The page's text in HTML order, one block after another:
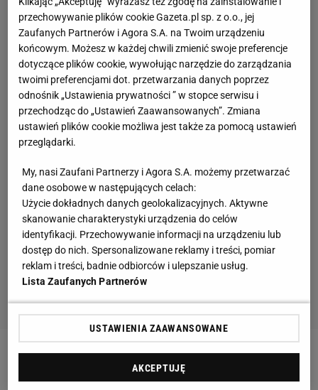
Jan Bednarek w "Wilkowicz Sam na
Sam": Jerzy Brzęczek jako jeden z niewielu zawsze
przechowywanie plików cookie Gazeta.pl sp. z o.o., jej
Zaufanych Partnerów i Agora S.A. na Twoim urządzeniu
końcowym. Możesz w każdej chwili zmienić swoje preferencje
dotyczące plików cookie, wywołując narzędzie do zarządzania
twoimi preferencjami dot. przetwarzania danych poprzez
odnośnik „Ustawienia prywatności ” w stopce serwisu i
przechodząc do „Ustawień Zaawansowanych”. Zmiana
ustawień plików cookie możliwa jest także za pomocą ustawień
przeglądarki.
My, nasi Zaufani Partnerzy i Agora S.A. możemy przetwarzać
dane osobowe w następujących celach:
Użycie dokładnych danych geolokalizacyjnych. Aktywne
skanowanie charakterystyki urządzenia do celów
identyfikacji. Przechowywanie informacji na urządzeniu lub
dostęp do nich. Spersonalizowane reklamy i treści, pomiar
reklam i treści, badnie odbiorców i ulepszanie usług.
Lista Zaufanych Partnerów
USTAWIENIA ZAAWANSOWANE
AKCEPTUJĘ